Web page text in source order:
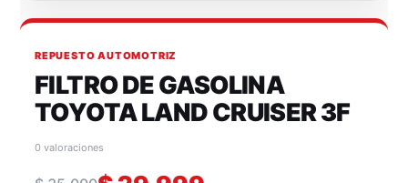
REPUESTO AUTOMOTRIZ
FILTRO DE GASOLINA
TOYOTA LAND CRUISER 3F
0 valoraciones